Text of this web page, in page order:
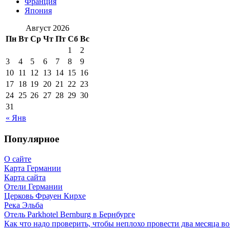
Япония
Август 2026
Пн Вт Ср Чт Пт Сб Вс
« Янв
1
2
3
4 5 6 7 8
9
10 11 12 13 14 15 16
17 18 19 20 21 22 23
24 25 26 27 28 29 30
31
Популярное
О сайте
Карта Германии
Карта сайта
Отели Германии
Церковь Фрауен Кирхе
Река Эльба
Отель Parkhotel Bernburg в Бернбурге
Как что надо проверить, чтобы неплохо провести два месяца